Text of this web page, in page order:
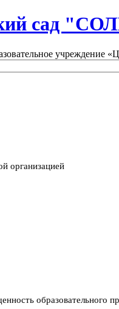
сад
учреждение
организацией
образовательного